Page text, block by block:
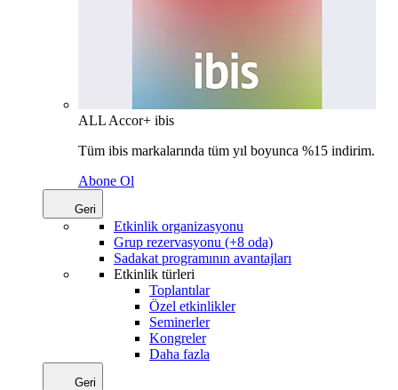
ALL Accor+ ibis
Tüm ibis markalarında tüm yıl boyunca %15 indirim.
Abone Ol
Geri
Etkinlik organizasyonu
Grup rezervasyonu (+8 oda)
Sadakat programının avantajları
Etkinlik türleri
Toplantılar
Özel etkinlikler
Seminerler
Kongreler
Daha fazla
Geri